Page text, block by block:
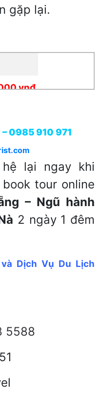
gặp lại.
vnđ
0985 910 971
lại ngay khi
tour online
– Ngũ hành
2 ngày 1 đêm
Dịch Vụ Du Lịch
5588